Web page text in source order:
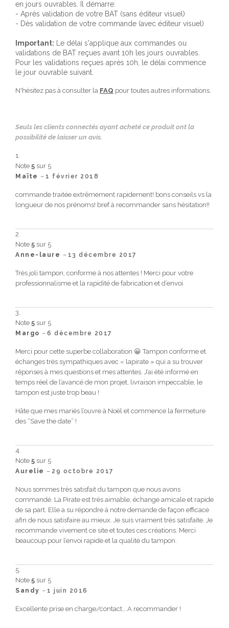
en jours ouvrables. Il démarre:
- Après validation de votre BAT (sans éditeur visuel)
- Dès validation de votre commande (avec éditeur visuel)
Important: Le délai s'applique aux commandes ou
validations de BAT reçues avant 10h les jours ouvrables.
Pour les validations reçues après 10h, le délai commence
le jour ouvrable suivant.
N'hésitez pas à consulter la FAQ pour toutes autres informations.
Seuls les clients connectés ayant acheté ce produit ont la
possibilité de laisser un avis.
Note 5 sur 5
Maïte – 1 février 2018
commande traitée extrêmement rapidement! bons conseils vs la
longueur de nos prénoms! bref à recommander sans hésitation!!
Note 5 sur 5
Anne-laure – 13 décembre 2017
Très joli tampon, conforme à nos attentes ! Merci pour votre
professionnalisme et la rapidité de fabrication et d’envoi.
Note 5 sur 5
Margo – 6 décembre 2017
Merci pour cette superbe collaboration 😀 Tampon conforme et
échanges très sympathiques avec « lapirate » qui a su trouver
réponses à mes questions et mes attentes. J’ai été informé en
temps réel de l’avancé de mon projet, livraison impeccable, le
tampon est juste trop beau !
Hâte que mes mariés l’ouvre à Noël et commence la fermeture
des “Save the date” !
Note 5 sur 5
Aurelie – 29 octobre 2017
Nous sommes très satisfait du tampon que nous avons
commandé. La Pirate est très aimable, échange amicale et rapide
de sa part. Elle a su répondre à notre demande de façon efficace
afin de nous satisfaire au mieux. Je suis vraiment très satisfaite. Je
recommande vivement ce site et toutes ces créations. Merci
beaucoup pour l’envoi rapide et la qualité du tampon.
Note 5 sur 5
Sandy – 1 juin 2016
Excellente prise en charge/contact….A recommander !